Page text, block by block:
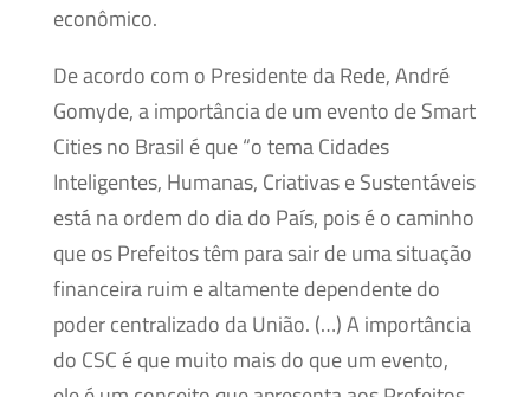
econômico.
De acordo com o Presidente da Rede, André
Gomyde, a importância de um evento de Smart
Cities no Brasil é que “o tema Cidades
Inteligentes, Humanas, Criativas e Sustentáveis
está na ordem do dia do País, pois é o caminho
que os Prefeitos têm para sair de uma situação
financeira ruim e altamente dependente do
poder centralizado da União. (…) A importância
do CSC é que muito mais do que um evento,